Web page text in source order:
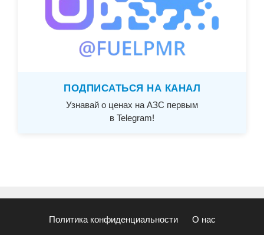
ПОДПИСАТЬСЯ НА КАНАЛ
Узнавай о ценах на АЗС первым
в Telegram!
Политика конфиденциальности О нас